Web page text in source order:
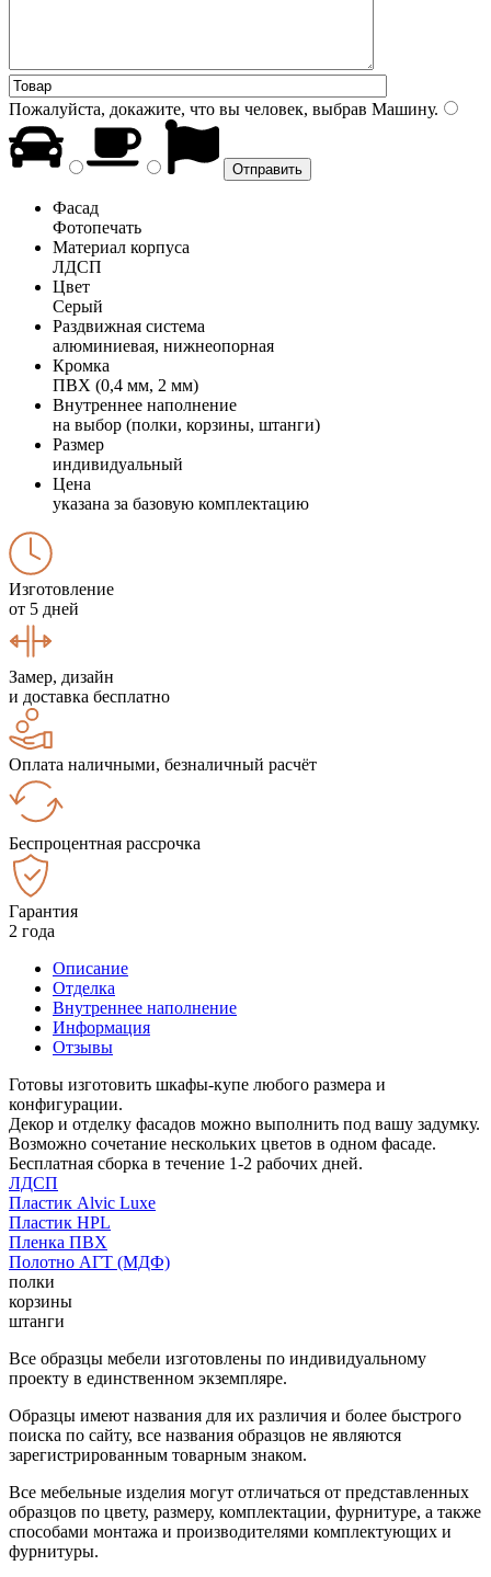
Пожалуйста, докажите, что вы человек, выбрав Машину.
Фасад
Фотопечать
Материал корпуса
ЛДСП
Цвет
Серый
Раздвижная система
алюминиевая, нижнеопорная
Кромка
ПВХ (0,4 мм, 2 мм)
Внутреннее наполнение
на выбор (полки, корзины, штанги)
Размер
индивидуальный
Цена
указана за базовую комплектацию
Изготовление
от 5 дней
Замер, дизайн
и доставка бесплатно
Оплата наличными, безналичный расчёт
Беспроцентная рассрочка
Гарантия
2 года
Описание
Отделка
Внутреннее наполнение
Информация
Отзывы
Готовы изготовить шкафы-купе любого размера и
конфигурации.
Декор и отделку фасадов можно выполнить под вашу задумку.
Возможно сочетание нескольких цветов в одном фасаде.
Бесплатная сборка в течение 1-2 рабочих дней.
ЛДСП
Пластик Alvic Luxe
Пластик HPL
Пленка ПВХ
Полотно АГТ (МДФ)
полки
корзины
штанги
Все образцы мебели изготовлены по индивидуальному
проекту в единственном экземпляре.
Образцы имеют названия для их различия и более быстрого
поиска по сайту, все названия образцов не являются
зарегистрированным товарным знаком.
Все мебельные изделия могут отличаться от представленных
образцов по цвету, размеру, комплектации, фурнитуре, а также
способами монтажа и производителями комплектующих и
фурнитуры.